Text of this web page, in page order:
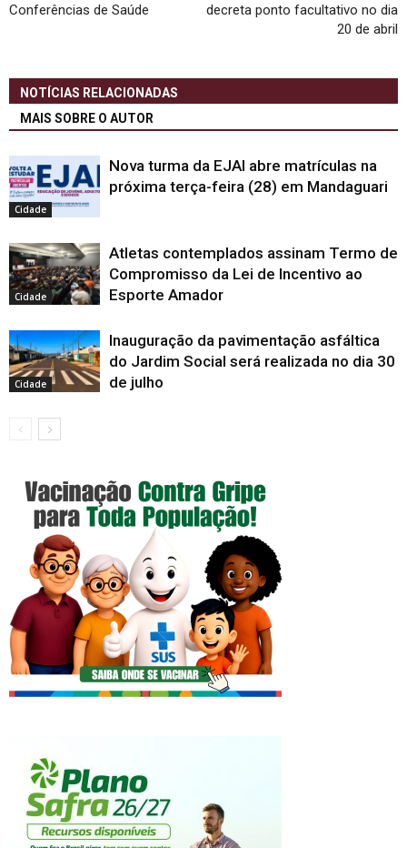
Conferências de Saúde
decreta ponto facultativo no dia
20 de abril
NOTÍCIAS RELACIONADAS
MAIS SOBRE O AUTOR
Cidade
Nova turma da EJAI abre matrículas na
próxima terça-feira (28) em Mandaguari
Cidade
Atletas contemplados assinam Termo de
Compromisso da Lei de Incentivo ao
Esporte Amador
Cidade
Inauguração da pavimentação asfáltica
do Jardim Social será realizada no dia 30
de julho